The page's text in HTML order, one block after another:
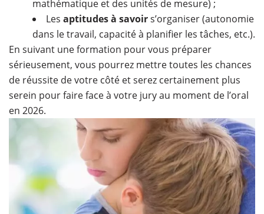
mathématique et des unités de mesure) ;
Les aptitudes à savoirs’organiser (autonomie
dans le travail, capacité à planifier les tâches, etc.).
En suivant une formation pour vous préparer
sérieusement, vous pourrez mettre toutes les chances
de réussite de votre côté et serez certainement plus
serein pour faire face à votre jury au moment de l’oral
en 2026.